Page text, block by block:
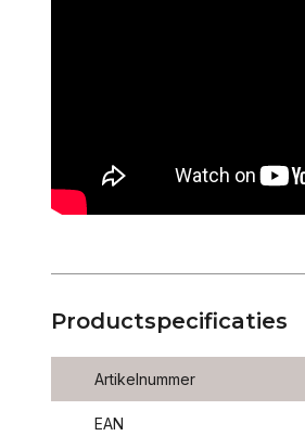
Productspecificaties
Artikelnummer
EAN